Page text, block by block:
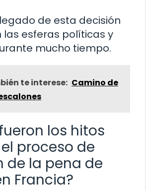
de esta decisión
las esferas políticas y
mucho tiempo.
te interese: Camino de
los hitos
proceso de
de la pena de
Francia?